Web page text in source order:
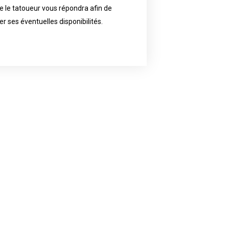
le tatoueur vous répondra afin de
ses éventuelles disponibilités.
the artist of your choice because
demand and will have planned